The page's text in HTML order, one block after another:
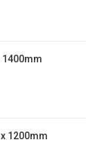
1400mm
1200mm